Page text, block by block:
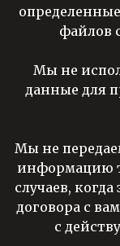
файлов
Мы не
данные для
Мы не
информацию
случаев,
договора с
с